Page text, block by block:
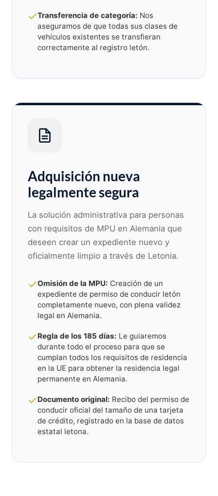
Transferencia de categoría: Nos
aseguramos de que todas sus clases de
vehículos existentes se transfieran
correctamente al registro letón.
Adquisición nueva
legalmente segura
La solución administrativa para personas
con requisitos de MPU en Alemania que
deseen crear un expediente nuevo y
oficialmente limpio a través de Letonia.
Omisión de la MPU: Creación de un
expediente de permiso de conducir letón
completamente nuevo, con plena validez
legal en Alemania.
Regla de los 185 días: Le guiaremos
durante todo el proceso para que se
cumplan todos los requisitos de residencia
en la UE para obtener la residencia legal
permanente en Alemania.
Documento original: Recibo del permiso de
conducir oficial del tamaño de una tarjeta
de crédito, registrado en la base de datos
estatal letona.